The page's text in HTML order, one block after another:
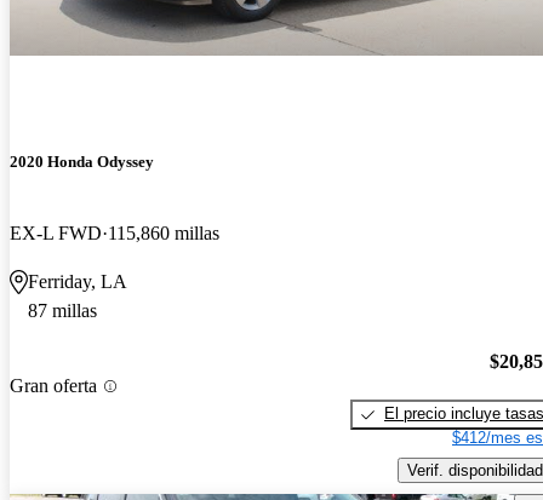
2020 Honda Odyssey
EX-L FWD 115,860 millas
Ferriday, LA
87 millas
Gran oferta
El precio incluye tasas
$412/mes
Verif. disponibilidad